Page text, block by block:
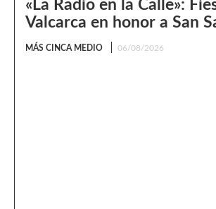
«La Radio en la Calle»:
Valcarca en honor a San
MÁS CINCA MEDIO 06/08/2026